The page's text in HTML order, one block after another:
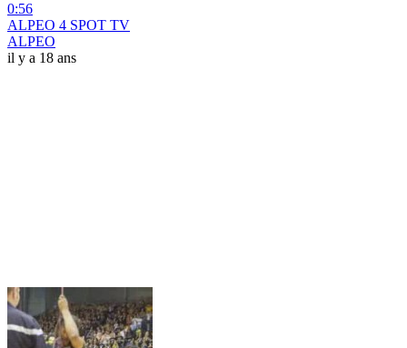
0:56
ALPEO 4 SPOT TV
ALPEO
il y a 18 ans